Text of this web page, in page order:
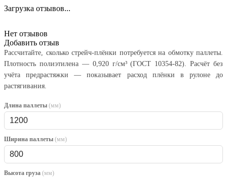
Загрузка отзывов...
Нет отзывов
Добавить отзыв
Рассчитайте, сколько стрейч-плёнки потребуется на обмотку паллеты.
Плотность полиэтилена — 0,920 г/см³ (ГОСТ 10354-82). Расчёт без
учёта предрастяжки — показывает расход плёнки в рулоне до
растягивания.
Длина паллеты (мм)
Ширина паллеты (мм)
Высота груза (мм)